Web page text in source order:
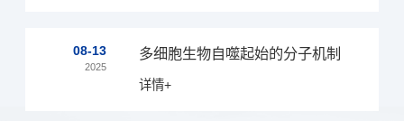
08-13
2025
多细胞生物自噬起始的分子机制
详情+